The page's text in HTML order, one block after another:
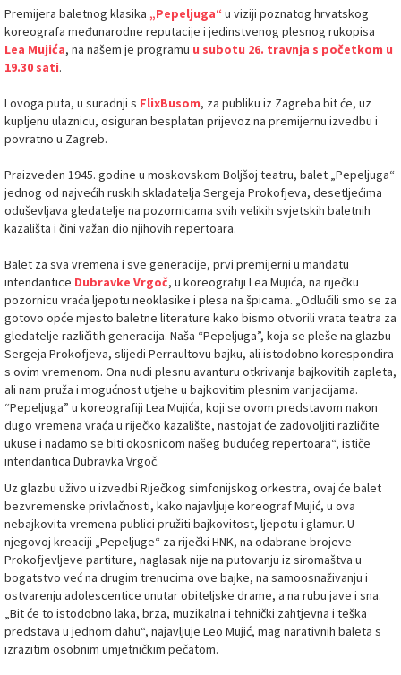
Premijera baletnog klasika „Pepeljuga“ u viziji poznatog hrvatskog
koreografa međunarodne reputacije i jedinstvenog plesnog rukopisa
Lea Mujića, na našem je programu u subotu 26. travnja s početkom u
19.30 sati.
I ovoga puta, u suradnji s FlixBusom, za publiku iz Zagreba bit će, uz
kupljenu ulaznicu, osiguran besplatan prijevoz na premijernu izvedbu i
povratno u Zagreb.
Praizveden 1945. godine u moskovskom Boljšoj teatru, balet „Pepeljuga“
jednog od najvećih ruskih skladatelja Sergeja Prokofjeva, desetljećima
oduševljava gledatelje na pozornicama svih velikih svjetskih baletnih
kazališta i čini važan dio njihovih repertoara.
Balet za sva vremena i sve generacije, prvi premijerni u mandatu
intendantice Dubravke Vrgoč, u koreografiji Lea Mujića, na riječku
pozornicu vraća ljepotu neoklasike i plesa na špicama. „Odlučili smo se za
gotovo opće mjesto baletne literature kako bismo otvorili vrata teatra za
gledatelje različitih generacija. Naša “Pepeljuga”, koja se pleše na glazbu
Sergeja Prokofjeva, slijedi Perraultovu bajku, ali istodobno korespondira
s ovim vremenom. Ona nudi plesnu avanturu otkrivanja bajkovitih zapleta,
ali nam pruža i mogućnost utjehe u bajkovitim plesnim varijacijama.
“Pepeljuga” u koreografiji Lea Mujića, koji se ovom predstavom nakon
dugo vremena vraća u riječko kazalište, nastojat će zadovoljiti različite
ukuse i nadamo se biti okosnicom našeg budućeg repertoara“, ističe
intendantica Dubravka Vrgoč.
Uz glazbu uživo u izvedbi Riječkog simfonijskog orkestra, ovaj će balet
bezvremenske privlačnosti, kako najavljuje koreograf Mujić, u ova
nebajkovita vremena publici pružiti bajkovitost, ljepotu i glamur. U
njegovoj kreaciji „Pepeljuge“ za riječki HNK, na odabrane brojeve
Prokofjevljeve partiture, naglasak nije na putovanju iz siromaštva u
bogatstvo već na drugim trenucima ove bajke, na samoosnaživanju i
ostvarenju adolescentice unutar obiteljske drame, a na rubu jave i sna.
„Bit će to istodobno laka, brza, muzikalna i tehnički zahtjevna i teška
predstava u jednom dahu“, najavljuje Leo Mujić, mag narativnih baleta s
izrazitim osobnim umjetničkim pečatom.